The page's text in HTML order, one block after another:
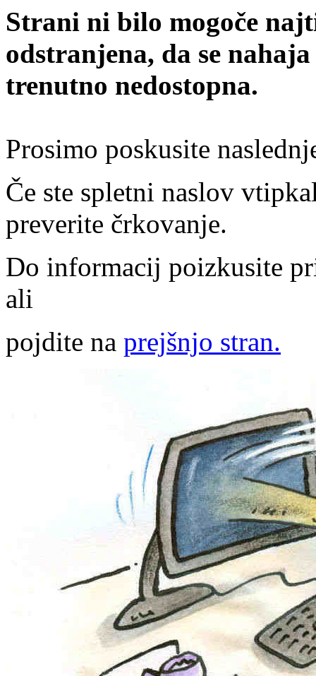
Strani ni bilo mogoče
odstranjena, da se
trenutno nedostopna.
Prosimo poskusite
Če ste spletni naslov
preverite črkovanje.
Do informacij poizkusite
ali
pojdite na prejšnjo stran.